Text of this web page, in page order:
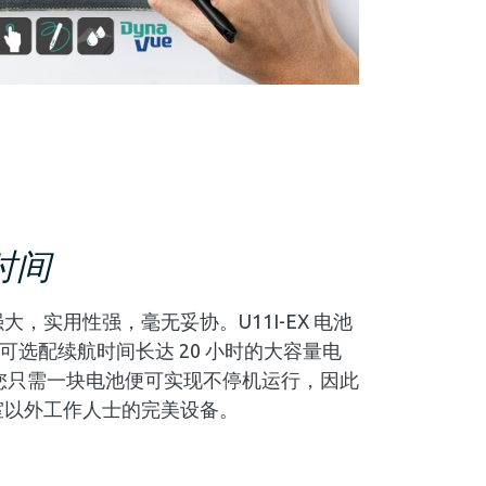
间
，实用性强，毫无妥协。U11I-EX 电池
选配续航时间长达 20 小时的大容量电
需一块电池便可实现不停机运行，因此
外工作人士的完美设备。